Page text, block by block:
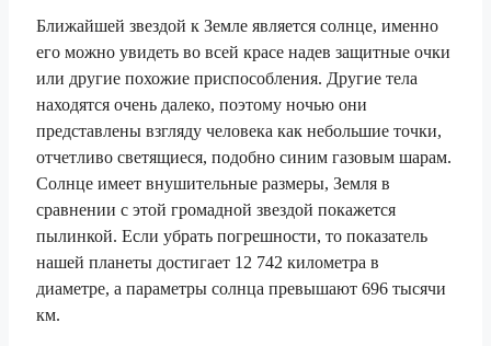
Ближайшей звездой к Земле является солнце, именно
его можно увидеть во всей красе надев защитные очки
или другие похожие приспособления. Другие тела
находятся очень далеко, поэтому ночью они
представлены взгляду человека как небольшие точки,
отчетливо светящиеся, подобно синим газовым шарам.
Солнце имеет внушительные размеры, Земля в
сравнении с этой громадной звездой покажется
пылинкой. Если убрать погрешности, то показатель
нашей планеты достигает 12 742 километра в
диаметре, а параметры солнца превышают 696 тысячи
км.